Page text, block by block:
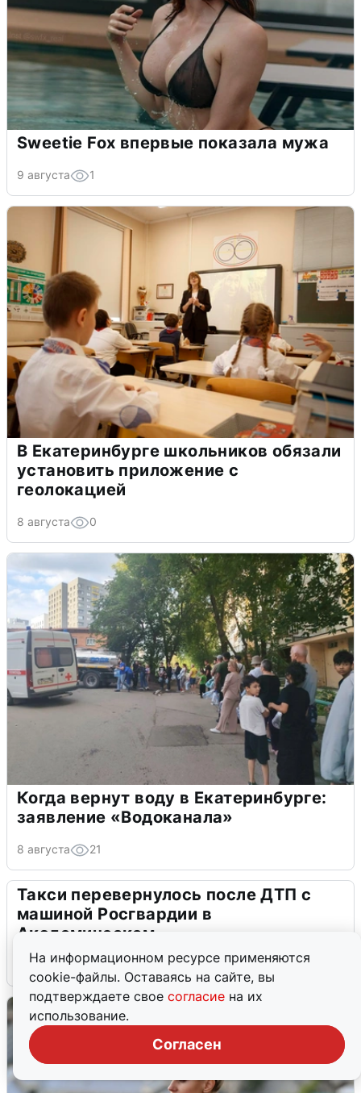
На информационном ресурсе применяются
cookie-файлы. Оставаясь на сайте, вы
подтверждаете свое согласие на их
использование.
Согласен
Sweetie Fox впервые показала мужа
9 августа 1
В Екатеринбурге школьников обязали
установить приложение с
геолокацией
8 августа 0
Когда вернут воду в Екатеринбурге:
заявление «Водоканала»
8 августа 21
Такси перевернулось после ДТП с
машиной Росгвардии в
Академическом
8 августа 2